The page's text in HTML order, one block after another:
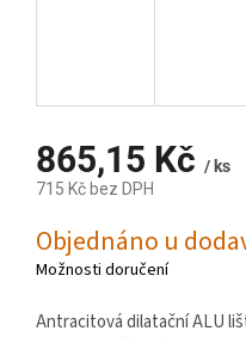
865,15 Kč / ks
715 Kč bez DPH
cena:
Objednáno u
Možnosti doručení
Antracitová dilatační ALU